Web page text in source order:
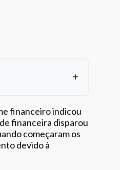
artigo
financeiro indicou
financeira disparou
começaram os
devido à